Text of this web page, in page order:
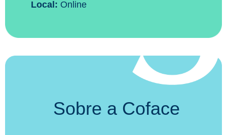
Local: Online
Sobre a Coface